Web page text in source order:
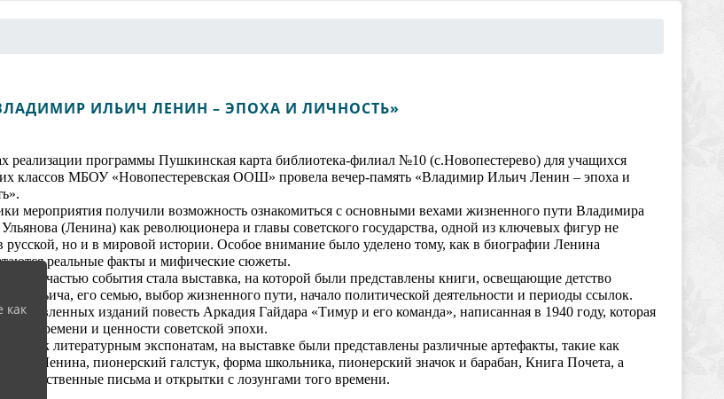
ИЛЬИЧ ЛЕНИН – ЭПОХА И ЛИЧНОСТЬ»
реализации программы Пушкинская карта библиотека-филиал №10 (с.Новопестерево) для учащихся
классов МБОУ «Новопестеревская ООШ» провела вечер-память «Владимир Ильич Ленин – эпоха и
мероприятия получили возможность ознакомиться с основными вехами жизненного пути Владимира
(Ленина) как революционера и главы советского государства, одной из ключевых фигур не
русской, но и в мировой истории. Особое внимание было уделено тому, как в биографии Ленина
реальные факты и мифические сюжеты.
частью события стала выставка, на которой были представлены книги, освещающие детство
Ильича, его семью, выбор жизненного пути, начало политической деятельности и периоды ссылок.
изданий повесть Аркадия Гайдара «Тимур и его команда», написанная в 1940 году, которая
дух времени и ценности советской эпохи.
к литературным экспонатам, на выставке были представлены различные артефакты, такие как
и бюст Ленина, пионерский галстук, форма школьника, пионерский значок и барабан, Книга Почета, а
письма и открытки с лозунгами того времени.
как